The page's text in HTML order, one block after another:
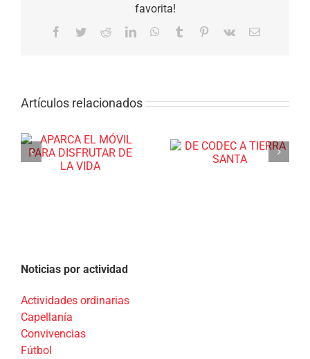
favorita!
Facebook
TwitterRedditLinkedInWhatsApp
Tumblr Pinterest
Vk
Correo
Artículos relacionados
Noticias por actividad
Actividades ordinarias
Capellanía
Convivencias
Fútbol